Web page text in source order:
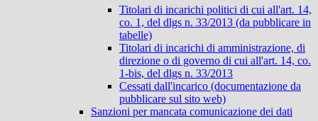
Titolari di incarichi politici di cui all'art. 14,
co. 1, del dlgs n. 33/2013 (da pubblicare in
tabelle)
Titolari di incarichi di amministrazione, di
direzione o di governo di cui all'art. 14, co.
1-bis, del dlgs n. 33/2013
Cessati dall'incarico (documentazione da
pubblicare sul sito web)
Sanzioni per mancata comunicazione dei dati